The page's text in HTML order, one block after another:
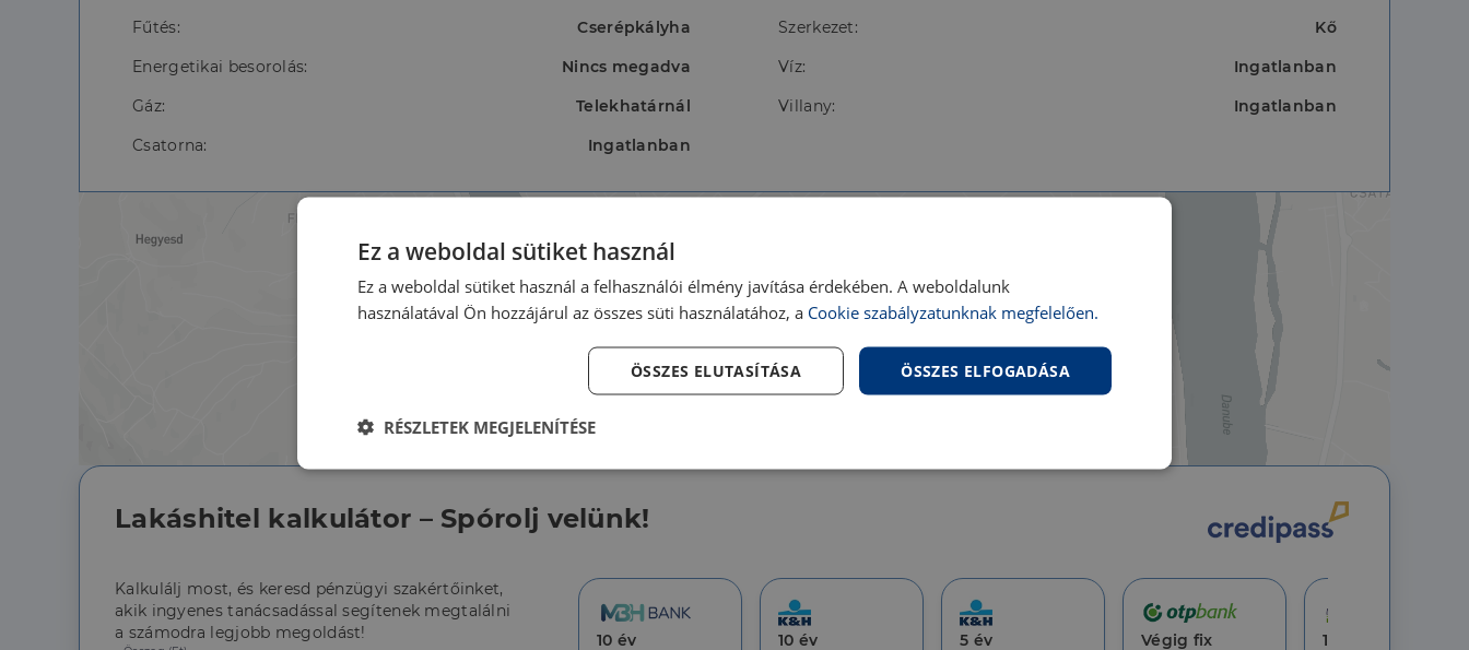
Fűtés:
Cserépkályha Szerkezet:
Kő
Energetikai besorolás:
Nincs megadva Víz:
Ingatlanban
Gáz:
Telekhatárnál Villany:
Ingatlanban
Csatorna:
Ingatlanban
Lakáshitel kalkulátor – Spórolj velünk!
Kalkulálj most, és keresd pénzügyi szakértőinket,
akik ingyenes tanácsadással segítenek megtalálni
a számodra legjobb megoldást!
10 év 10 év 5 év Végig fix 10 év
Ez a weboldal sütiket használ
Ez a weboldal sütiket használ a felhasználói élmény javítása érdekében. A weboldalunk
használatával Ön hozzájárul az összes süti használatához, a Cookie szabályzatunknak megfelelően.
ÖSSZES ELFOGADÁSA
ÖSSZES ELUTASÍTÁSA
RÉSZLETEK MEGJELENÍTÉSE
Elengedhetetlenül
Teljesítmény Célzás Funkcionalitás
Elengedhetetlenül szükséges Célzás